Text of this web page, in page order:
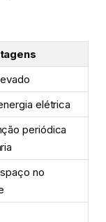
elétrica
periódica
no